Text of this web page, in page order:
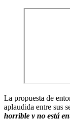
La propuesta de
aplaudida entre sus
horrible y no está